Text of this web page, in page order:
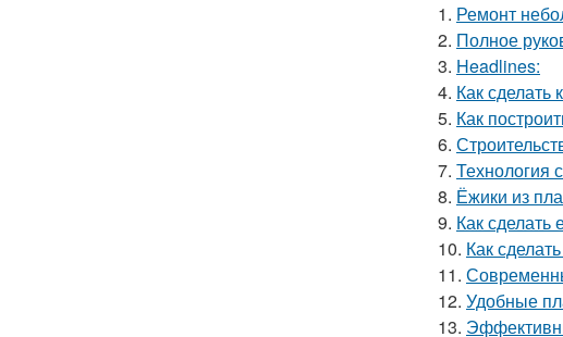
1. Ремонт
2. Полное
3. Headlines:
4. Как сделать
5. Как
6.
7. Технология
8. Ёжики из
9. Как сделать
10. Как
11.
12. Удобные
13.